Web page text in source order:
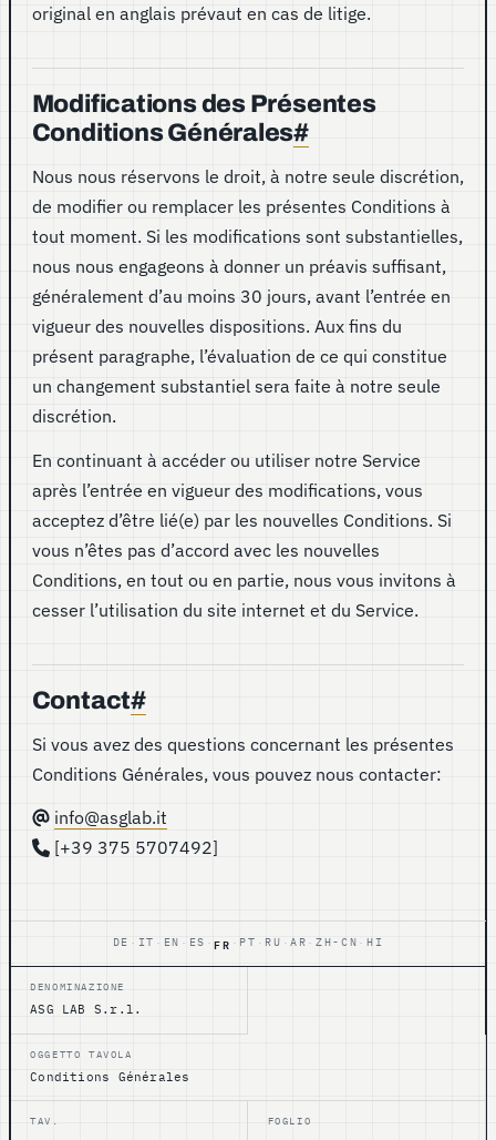
original en anglais prévaut en cas de litige.
Modifications des Présentes
Conditions Générales#
Nous nous réservons le droit, à notre seule discrétion,
de modifier ou remplacer les présentes Conditions à
tout moment. Si les modifications sont substantielles,
nous nous engageons à donner un préavis suffisant,
généralement d’au moins 30 jours, avant l’entrée en
vigueur des nouvelles dispositions. Aux fins du
présent paragraphe, l’évaluation de ce qui constitue
un changement substantiel sera faite à notre seule
discrétion.
En continuant à accéder ou utiliser notre Service
après l’entrée en vigueur des modifications, vous
acceptez d’être lié(e) par les nouvelles Conditions. Si
vous n’êtes pas d’accord avec les nouvelles
Conditions, en tout ou en partie, nous vous invitons à
cesser l’utilisation du site internet et du Service.
Contact#
Si vous avez des questions concernant les présentes
Conditions Générales, vous pouvez nous contacter:
info@asglab.it
[+39 375 5707492]
DE · IT · EN · ES ·FR · PT · RU ·AR ·ZH-CN · HI
DENOMINAZIONE
ASG LAB S.r.l.
OGGETTO TAVOLA
Conditions Générales
TAV. FOGLIO